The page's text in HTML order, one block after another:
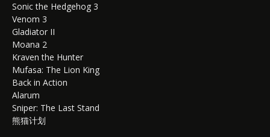
Sonic the Hedgehog 3
Venom 3
Gladiator II
Moana 2
Kraven the Hunter
Mufasa: The Lion King
Back in Action
Alarum
Sniper: The Last Stand
熊猫计划